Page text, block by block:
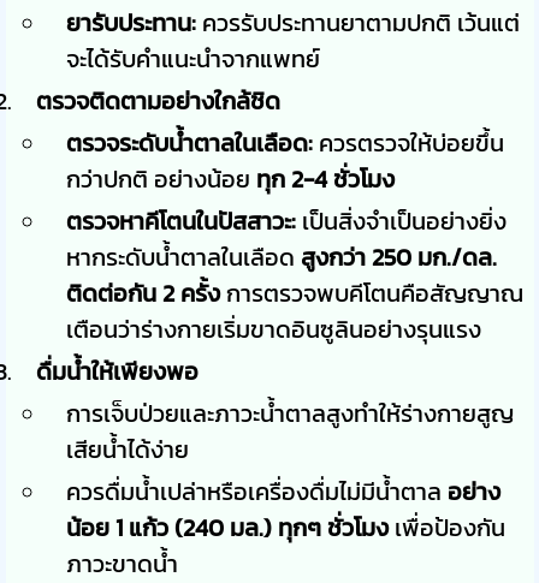
ยารับประทาน: ควรรับประทานยาตามปกติ เว้นแต่
จะได้รับคำแนะนำจากแพทย์
ตรวจติดตามอย่างใกล้ชิด
ตรวจระดับน้ำตาลในเลือด: ควรตรวจให้บ่อยขึ้น
กว่าปกติ อย่างน้อย ทุก 2-4 ชั่วโมง
ตรวจหาคีโตนในปัสสาวะ: เป็นสิ่งจำเป็นอย่างยิ่ง
หากระดับน้ำตาลในเลือด สูงกว่า 250 มก./ดล.
ติดต่อกัน 2 ครั้งการตรวจพบคีโตนคือสัญญาณ
เตือนว่าร่างกายเริ่มขาดอินซูลินอย่างรุนแรง
ดื่มน้ำให้เพียงพอ
การเจ็บป่วยและภาวะน้ำตาลสูงทำให้ร่างกายสูญ
เสียน้ำได้ง่าย
ควรดื่มน้ำเปล่าหรือเครื่องดื่มไม่มีน้ำตาล อย่าง
น้อย 1 แก้ว (240 มล.) ทุกๆ ชั่วโมงเพื่อป้องกัน
ภาวะขาดน้ำ